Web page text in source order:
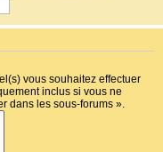
vous souhaitez effectuer
inclus si vous ne
dans les sous-forums ».